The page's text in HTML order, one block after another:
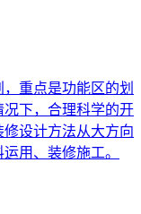
重点是功能区的划
下，合理科学的开
设计方法从大方向
用、装修施工。